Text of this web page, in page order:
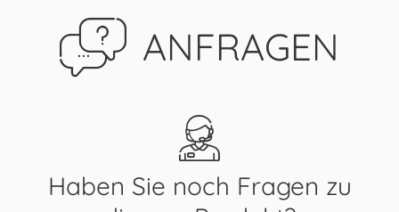
ANFRAGEN
Haben Sie noch Fragen zu